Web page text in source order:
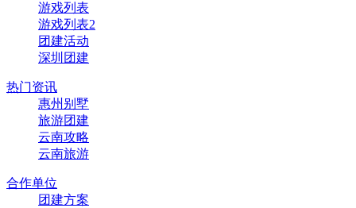
游戏列表
游戏列表2
团建活动
深圳团建
热门资讯
惠州别墅
旅游团建
云南攻略
云南旅游
合作单位
团建方案